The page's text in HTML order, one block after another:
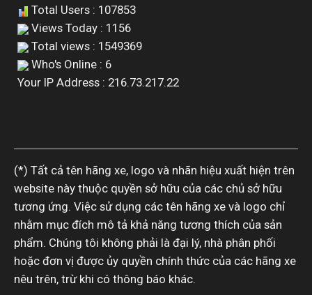
Total Users : 107853
Views Today : 1156
Total views : 1549369
Who's Online : 6
Your IP Address : 216.73.217.22
(*) Tất cả tên hãng xe, logo và nhãn hiệu xuất hiện trên
website này thuộc quyền sở hữu của các chủ sở hữu
tương ứng. Việc sử dụng các tên hãng xe và logo chỉ
nhằm mục đích mô tả khả năng tương thích của sản
phẩm. Chúng tôi không phải là đại lý, nhà phân phối
hoặc đơn vị được ủy quyền chính thức của các hãng xe
nêu trên, trừ khi có thông báo khác.